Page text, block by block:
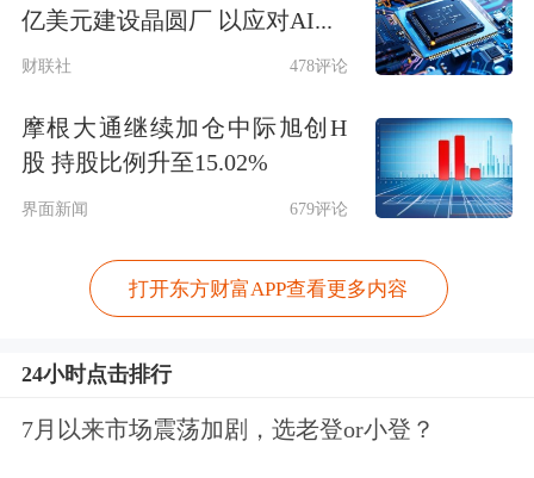
亿美元建设晶圆厂 以应对AI...
财联社 478评论
摩根大通继续加仓中际旭创H
股 持股比例升至15.02%
界面新闻 679评论
打开东方财富APP查看更多内容
24小时点击排行
7月以来市场震荡加剧，选老登or小登？